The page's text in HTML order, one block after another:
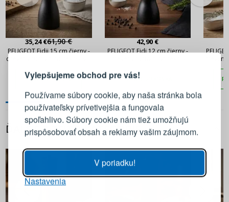
Vylepšujeme obchod pre vás!
Používame súbory cookie, aby naša stránka bola
používateľsky prívetivejšia a fungovala
spoľahlivo. Súbory cookie nám tiež umožňujú
prispôsobovať obsah a reklamy vašim záujmom.
V poriadku!
Nastavenia
35,24 €61,90 €
PEUGEOT Fidji 15 cm čierny -
drevený ručný mlynček na soľ
PRIDAŤ DO KOŠÍKA
42,90 €
PEUGEOT Fidi 12 cm čierny -
PRIDAŤ DO KOŠÍKA
ĎALŠIE Z TEJTO KATEGÓRIE
PRIHLÁSENIE REGISTRÁCIA
Prihláste sa k svojmu účtu
E-mail
PRIHLÁSIŤ SA